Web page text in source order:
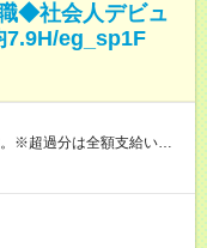
◆社会人デビュ
7.9H/eg_sp1F
※超過分は全額支給いたし
なし残業時間 10時間／月
より決定します。 ーー
成果にあわせて昇給しま
量でさらにプラスの昇給